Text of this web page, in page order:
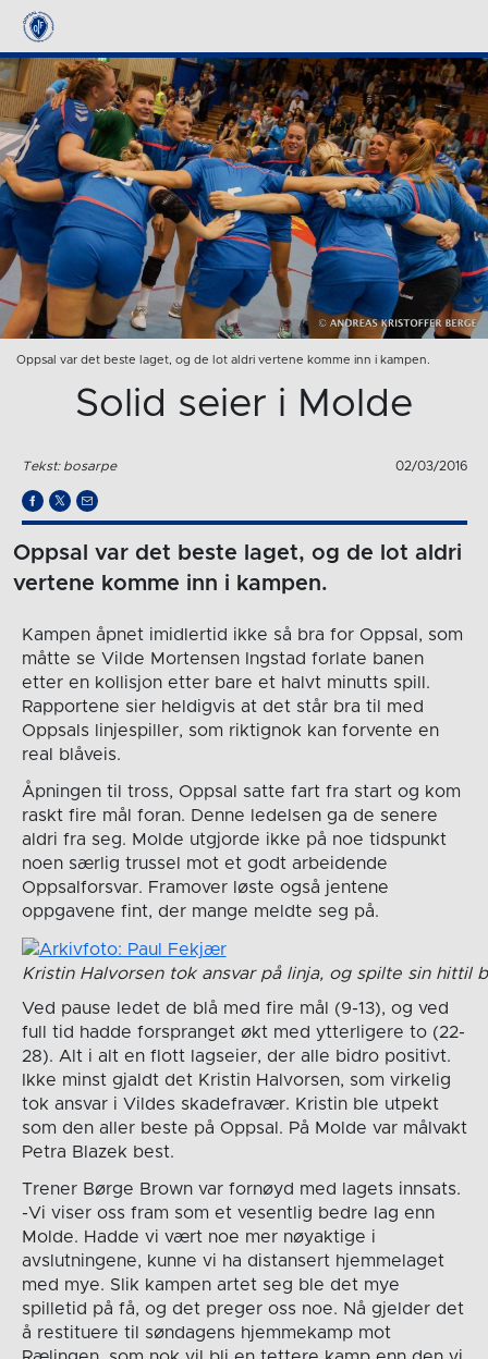
Oppsal var det beste laget, og de lot aldri vertene komme inn i kampen.
Solid seier i Molde
Tekst: bosarpe 02/03/2016
Oppsal var det beste laget, og de lot aldri
vertene komme inn i kampen.
Kampen åpnet imidlertid ikke så bra for Oppsal, som
måtte se Vilde Mortensen Ingstad forlate banen
etter en kollisjon etter bare et halvt minutts spill.
Rapportene sier heldigvis at det står bra til med
Oppsals linjespiller, som riktignok kan forvente en
real blåveis.
Åpningen til tross, Oppsal satte fart fra start og kom
raskt fire mål foran. Denne ledelsen ga de senere
aldri fra seg. Molde utgjorde ikke på noe tidspunkt
noen særlig trussel mot et godt arbeidende
Oppsalforsvar. Framover løste også jentene
oppgavene fint, der mange meldte seg på.
Kristin Halvorsen tok ansvar på linja, og spilte sin hittil
Ved pause ledet de blå med fire mål (9-13), og ved
full tid hadde forspranget økt med ytterligere to (22-
28). Alt i alt en flott lagseier, der alle bidro positivt.
Ikke minst gjaldt det Kristin Halvorsen, som virkelig
tok ansvar i Vildes skadefravær. Kristin ble utpekt
som den aller beste på Oppsal. På Molde var målvakt
Petra Blazek best.
Trener Børge Brown var fornøyd med lagets innsats.
-Vi viser oss fram som et vesentlig bedre lag enn
Molde. Hadde vi vært noe mer nøyaktige i
avslutningene, kunne vi ha distansert hjemmelaget
med mye. Slik kampen artet seg ble det mye
spilletid på få, og det preger oss noe. Nå gjelder det
å restituere til søndagens hjemmekamp mot